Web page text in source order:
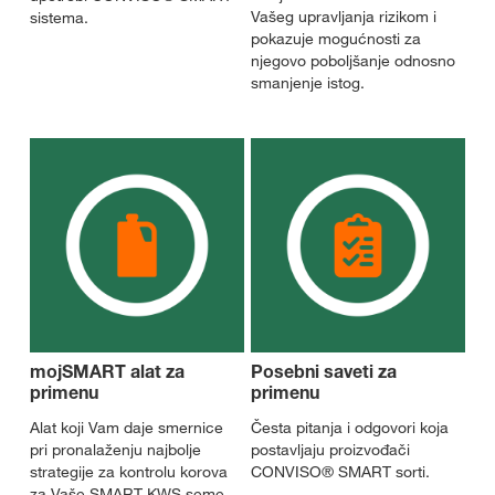
sistema.
Vašeg upravljanja rizikom i
pokazuje mogućnosti za
njegovo poboljšanje odnosno
smanjenje istog.
mojSMART alat za
primenu
Alat koji Vam daje smernice
pri pronalaženju najbolje
strategije za kontrolu korova
Posebni saveti za
primenu
Česta pitanja i odgovori koja
postavljaju proizvođači
CONVISO® SMART sorti.